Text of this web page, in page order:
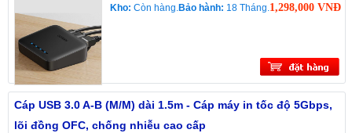
Kho: Còn hàng.Bảo hành: 18 Tháng.1,298,000 VNĐ
Cáp USB 3.0 A-B (M/M) dài 1.5m - Cáp máy in tốc độ 5Gbps,
lõi đồng OFC, chống nhiễu cao cấp